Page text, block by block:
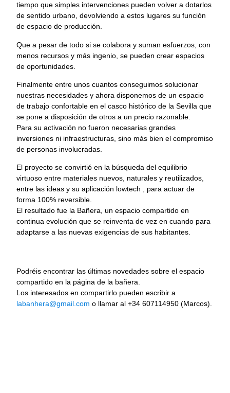
tiempo que simples intervenciones pueden volver a dotarlos
de sentido urbano, devolviendo a estos lugares su función
de espacio de producción.
Que a pesar de todo si se colabora y suman esfuerzos, con
menos recursos y más ingenio, se pueden crear espacios
de oportunidades.
Finalmente entre unos cuantos conseguimos solucionar
nuestras necesidades y ahora disponemos de un espacio
de trabajo confortable en el casco histórico de la Sevilla que
se pone a disposición de otros a un precio razonable.
Para su activación no fueron necesarias grandes
inversiones ni infraestructuras, sino más bien el compromiso
de personas involucradas.
El proyecto se convirtió en la búsqueda del equilibrio
virtuoso entre materiales nuevos, naturales y reutilizados,
entre las ideas y su aplicación lowtech , para actuar de
forma 100% reversible.
El resultado fue la Bañera, un espacio compartido en
continua evolución que se reinventa de vez en cuando para
adaptarse a las nuevas exigencias de sus habitantes.
Podréis encontrar las últimas novedades sobre el espacio
compartido en la página de la bañera.
Los interesados en compartirlo pueden escribir a
labanhera@gmail.com o llamar al +34 607114950 (Marcos).